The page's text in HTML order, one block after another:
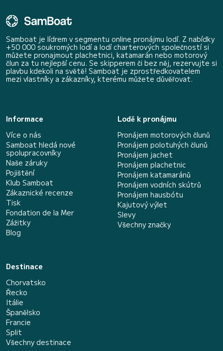
Samboat je lídrem v segmentu online pronájmu lodí. Z nabídky
+50 000 soukromých lodí a lodí charterových společností si
můžete pronajmout plachetnici, katamarán nebo motorový
člun za tu nejlepší cenu. Se skipperem či bez něj, rezervujte si
plavbu kdekoli na světě! Samboat je zprostředkovatelem
mezi vlastníky a zákazníky, kterému můžete důvěřovat.
Informace
Více o nás
Samboat hledá nové
spolupracovníky
Naše záruky
Pojištění
Klub Samboat
Zákaznické recenze
Tisk
Fondation de la Mer
Zážitky
Blog
Lodě k pronájmu
Pronájem motorových člunů
Pronájem polotuhých člunů
Pronájem jachet
Pronájem plachetnic
Pronájem katamaránů
Pronájem vodních skútrů
Pronájem hausbótu
Kajutový výlet
Slevy
Všechny značky
Destinace
Chorvatsko
Řecko
Itálie
Španělsko
Francie
Split
Všechny destinace